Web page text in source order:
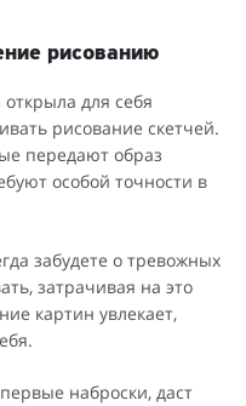
рисованию
для себя
рисование скетчей.
передают образ
особой точности в
забудете о тревожных
затрачивая на это
картин увлекает,
наброски, даст